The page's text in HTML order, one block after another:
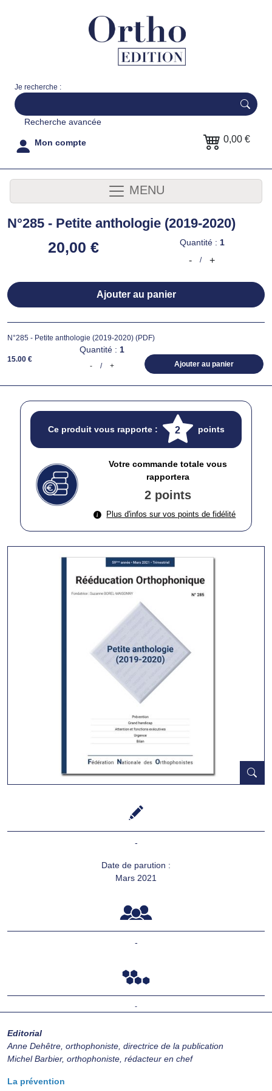
Je recherche :
Recherche avancée
Mon compte 0,00 €
MENU
N°285 - Petite anthologie (2019-2020)
20,00 € Quantité : 1
- / +
Ajouter au panier
N°285 - Petite anthologie (2019-2020) (PDF)
15.00 €
Quantité : 1
- / + Ajouter au panier
Ce produit vous rapporte : 2 points
Votre commande totale vous
rapportera
2 points
Plus d'infos sur vos points de fidélité
-
Date de parution :
Mars 2021
-
-
Editorial
Anne Dehêtre, orthophoniste, directrice de la publication
Michel Barbier, orthophoniste, rédacteur en chef
La prévention